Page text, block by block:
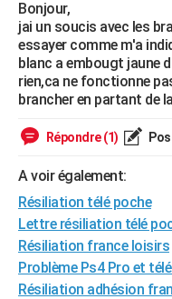
Essais
Réserver un essai
Citadines
Berlines
SUV
Forum auto
+HIGH-TECH
Mobiles
Meilleur smartphone
Internet
Ordinateurs
Jeux vidéo
Guide high-tech
+BRICOLAGE
Forum
Aménagement intérieur
Extérieur
Cuisine
Salle de bains
Jardinage
Rangement
WEEK-END
Guides de France
Escapades
Patrimoine
Expositions
Musées
Week-end nature
LIFESTYLE
SANTE
Alimentation
Guide de la santé
Maladies
Médicaments
Sommeil
VOYAGE
Destinations
City break
Voyage nature
Voyage de noces
Forum
Climat
+PHOTO
GUIDES D'ACHAT
Bonjour,
jai un soucis avec les
essayer comme m'a
blanc a embougt jaune
rien,ca ne fonctionne
brancher en partant de
Répondre (1)
A voir également:
Résiliation télé poche
Lettre résiliation télé
Résiliation france loisirs
Problème Ps4 Pro et
Résiliation adhésion